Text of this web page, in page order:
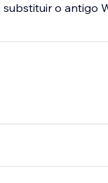
o antigo